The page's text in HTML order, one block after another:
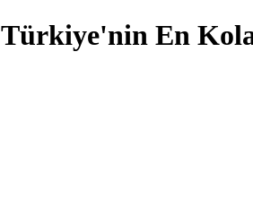
Türkiye'nin En